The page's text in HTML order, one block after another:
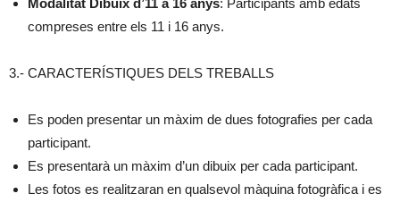
Modalitat Dibuix d’11 a 16 anys: Participants amb edats
compreses entre els 11 i 16 anys.
3.- CARACTERÍSTIQUES DELS TREBALLS
Es poden presentar un màxim de dues fotografies per cada
participant.
Es presentarà un màxim d’un dibuix per cada participant.
Les fotos es realitzaran en qualsevol màquina fotogràfica i es